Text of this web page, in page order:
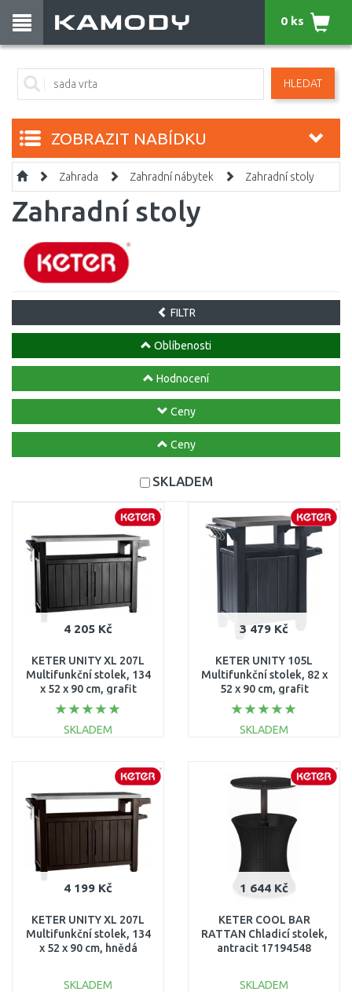
HLEDAT
0 ks
ZOBRAZIT NABÍDKU
Zahrada Zahradní nábytek Zahradní stoly
Zahradní stoly
FILTR
Oblíbenosti
Hodnocení
Ceny
Ceny
SKLADEM
4 205 Kč
KETER UNITY XL 207L
Multifunkční stolek, 134
x 52 x 90 cm, grafit
17202662
SKLADEM
Porovnat
3 479 Kč
KETER UNITY 105L
Multifunkční stolek, 82 x
52 x 90 cm, grafit
17202663
SKLADEM
Porovnat
4 199 Kč
KETER UNITY XL 207L
Multifunkční stolek, 134
x 52 x 90 cm, hnědá
SKLADEM
1 644 Kč
KETER COOL BAR
RATTAN Chladicí stolek,
antracit 17194548
SKLADEM